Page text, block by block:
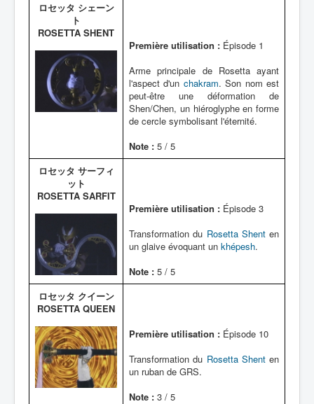
ロセッタ シェーン
ト
ROSETTA SHENT
Première utilisation : Épisode 1
Arme principale de Rosetta ayant
l'aspect d'un chakram. Son nom est
peut-être une déformation de
Shen/Chen, un hiéroglyphe en forme
de cercle symbolisant l'éternité.
Note : 5 / 5
ロセッタ サーフィ
ット
ROSETTA SARFIT
Première utilisation : Épisode 3
Transformation du Rosetta Shenten
un glaive évoquant un khépesh.
Note : 5 / 5
ロセッタ クイーン
ROSETTA QUEEN
Première utilisation : Épisode 10
Transformation du Rosetta Shenten
un ruban de GRS.
Note : 3 / 5